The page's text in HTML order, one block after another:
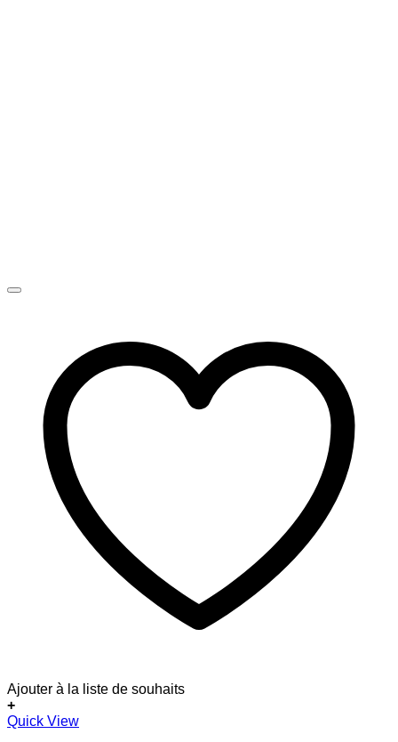
Ajouter à la liste de souhaits
+
Dieses
Quick View